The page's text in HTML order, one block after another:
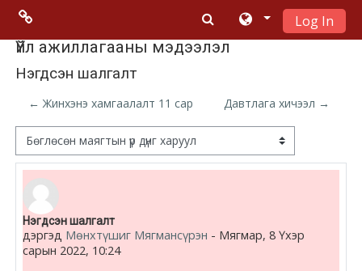
Menu 2
Moodle
community
Moodle
free support
Moodle
development
Log In
Үйл ажиллагааны мэдээлэл
Нэгдсэн шалгалт
← Жинхэнэ хамгаалалт 11 сар Давтлага хичээл →
Дэлгэцний горим
Нэгдсэн шалгалт
дэргэд Мөнхтүшиг Мягмансүрэн - Мягмар, 8 Үхэр
сарын 2022, 10:24
Number of replies: 0